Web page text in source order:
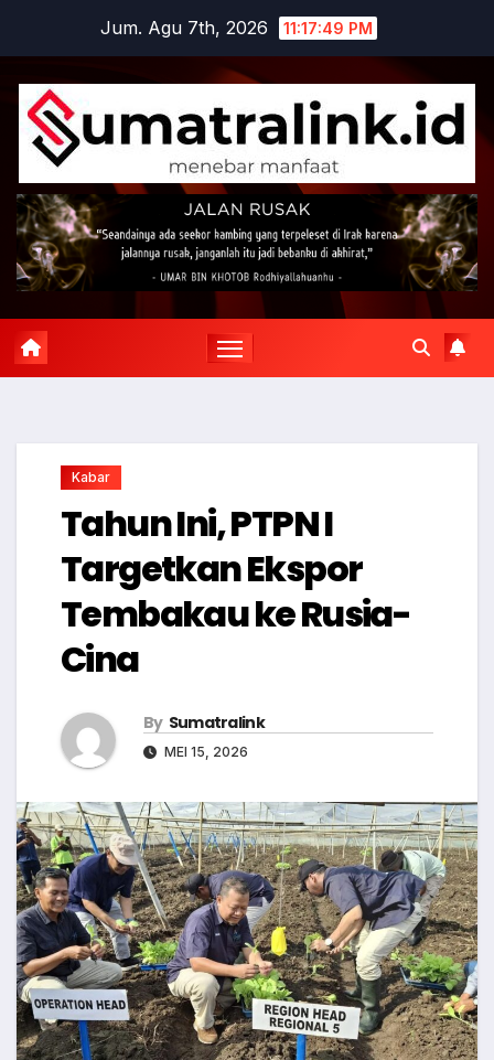
content
Jum. Agu 7th, 2026 11:17:50 PM
Kabar
Tahun Ini, PTPN I
Targetkan Ekspor
Tembakau ke Rusia-
Cina
By Sumatralink
MEI 15, 2026